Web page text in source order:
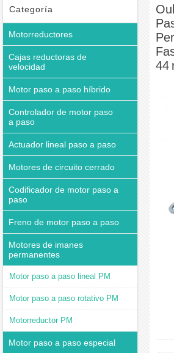
Permanente PM 4 Fases 7.5° 0.24 A 44 mN·m 25×25 mm
Categoría
Motorreductores
Cajas reductoras de
velocidad
Motor paso a paso híbrido
Controlador de motor paso
a paso
Actuador lineal paso a paso
Motores de circuito cerrado
Codificador de motor paso a
paso
Freno de motor paso a paso
Motores de imanes
permanentes
Motor paso a paso lineal PM
Motor paso a paso rotativo PM
Motorreductor PM
Motor paso a paso especial
44